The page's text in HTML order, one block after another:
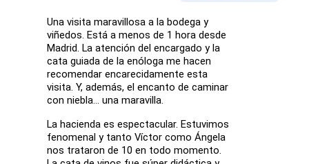
Una visita maravillosa a la bodega y
viñedos. Está a menos de 1 hora desde
Madrid. La atención del encargado y la
cata guiada de la enóloga me hacen
recomendar encarecidamente esta
visita. Y, además, el encanto de caminar
con niebla... una maravilla.
La hacienda es espectacular. Estuvimos
fenomenal y tanto Víctor como Ángela
nos trataron de 10 en todo momento.